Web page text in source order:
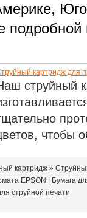
картридж для
струйный
чтобы
картридж »
EPSON
Бумага
струйной печати